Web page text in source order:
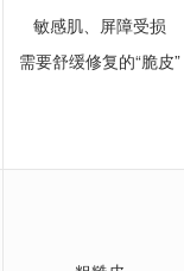
敏感肌、屏障受损
需要舒缓修复的“脆皮”